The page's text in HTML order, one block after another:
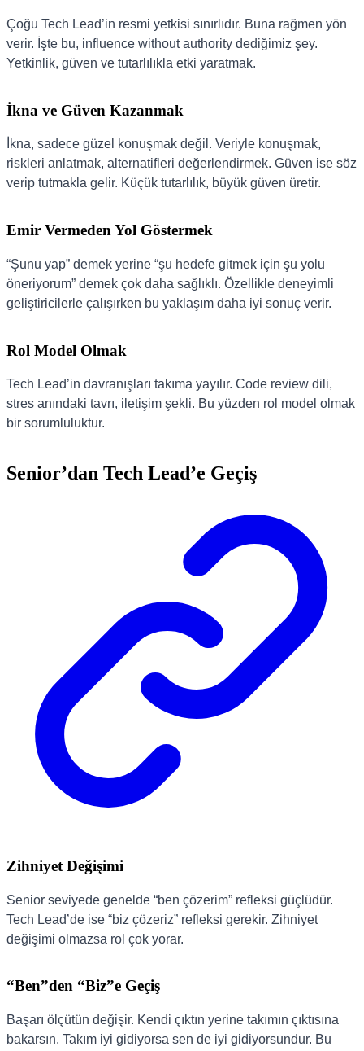
Çoğu Tech Lead’in resmi yetkisi sınırlıdır. Buna rağmen yön
verir. İşte bu, influence without authority dediğimiz şey.
Yetkinlik, güven ve tutarlılıkla etki yaratmak.
İkna ve Güven Kazanmak
İkna, sadece güzel konuşmak değil. Veriyle konuşmak,
riskleri anlatmak, alternatifleri değerlendirmek. Güven ise söz
verip tutmakla gelir. Küçük tutarlılık, büyük güven üretir.
Emir Vermeden Yol Göstermek
“Şunu yap” demek yerine “şu hedefe gitmek için şu yolu
öneriyorum” demek çok daha sağlıklı. Özellikle deneyimli
geliştiricilerle çalışırken bu yaklaşım daha iyi sonuç verir.
Rol Model Olmak
Tech Lead’in davranışları takıma yayılır. Code review dili,
stres anındaki tavrı, iletişim şekli. Bu yüzden rol model olmak
bir sorumluluktur.
Senior’dan Tech Lead’e Geçiş
Zihniyet Değişimi
Senior seviyede genelde “ben çözerim” refleksi güçlüdür.
Tech Lead’de ise “biz çözeriz” refleksi gerekir. Zihniyet
değişimi olmazsa rol çok yorar.
“Ben”den “Biz”e Geçiş
Başarı ölçütün değişir. Kendi çıktın yerine takımın çıktısına
bakarsın. Takım iyi gidiyorsa sen de iyi gidiyorsundur. Bu